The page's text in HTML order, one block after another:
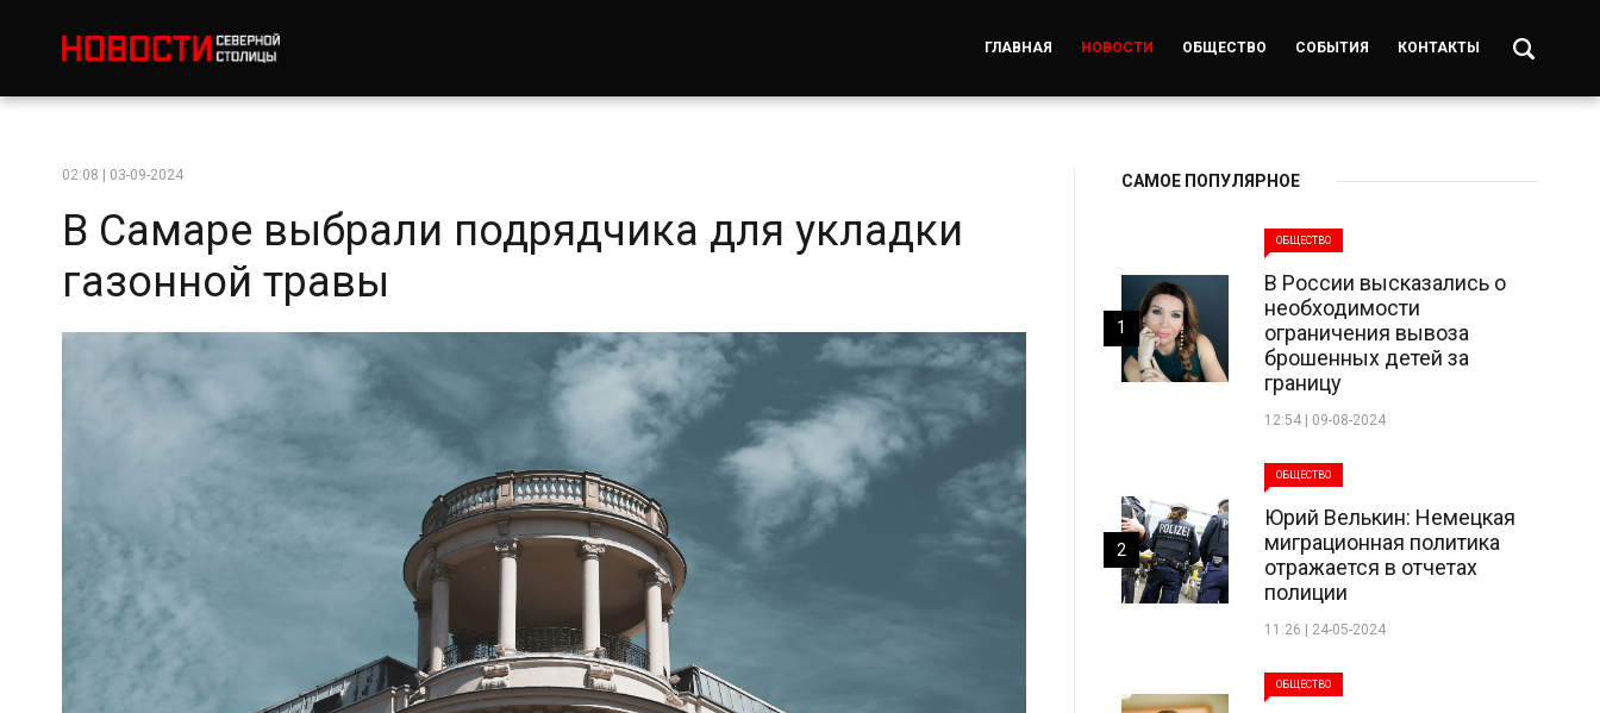
ГЛАВНАЯ НОВОСТИ ОБЩЕСТВО СОБЫТИЯ КОНТАКТЫ
02:08 | 03-09-2024
В Самаре выбрали подрядчика для укладки
газонной травы
САМОЕ ПОПУЛЯРНОЕ
ОБЩЕСТВО
В России высказались о
необходимости
ограничения вывоза
брошенных детей за
границу
12:54 | 09-08-2024
1
ОБЩЕСТВО
Юрий Велькин: Немецкая
миграционная политика
отражается в отчетах
полиции
11:26 | 24-05-2024
2
ОБЩЕСТВО